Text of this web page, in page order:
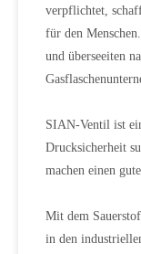
verpflichtet,
für den
und überseeiten
SIAN-Ventil ist
Drucksicherheit
machen einen
Mit dem
in den